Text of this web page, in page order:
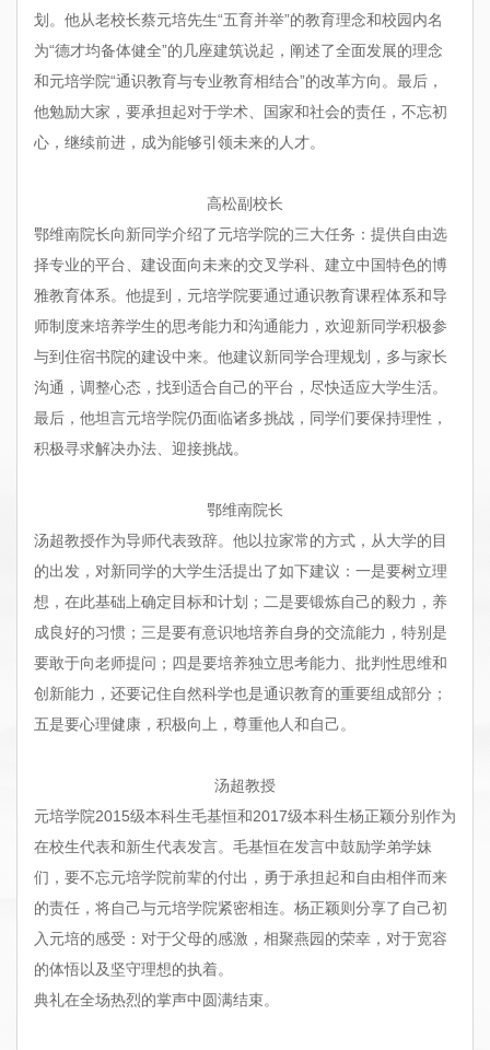
划。他从老校长蔡元培先生“五育并举”的教育理念和校园内名
为“德才均备体健全”的几座建筑说起，阐述了全面发展的理念
和元培学院“通识教育与专业教育相结合”的改革方向。最后，
他勉励大家，要承担起对于学术、国家和社会的责任，不忘初
心，继续前进，成为能够引领未来的人才。
高松副校长
鄂维南院长向新同学介绍了元培学院的三大任务：提供自由选
择专业的平台、建设面向未来的交叉学科、建立中国特色的博
雅教育体系。他提到，元培学院要通过通识教育课程体系和导
师制度来培养学生的思考能力和沟通能力，欢迎新同学积极参
与到住宿书院的建设中来。他建议新同学合理规划，多与家长
沟通，调整心态，找到适合自己的平台，尽快适应大学生活。
最后，他坦言元培学院仍面临诸多挑战，同学们要保持理性，
积极寻求解决办法、迎接挑战。
鄂维南院长
汤超教授作为导师代表致辞。他以拉家常的方式，从大学的目
的出发，对新同学的大学生活提出了如下建议：一是要树立理
想，在此基础上确定目标和计划；二是要锻炼自己的毅力，养
成良好的习惯；三是要有意识地培养自身的交流能力，特别是
要敢于向老师提问；四是要培养独立思考能力、批判性思维和
创新能力，还要记住自然科学也是通识教育的重要组成部分；
五是要心理健康，积极向上，尊重他人和自己。
汤超教授
元培学院2015级本科生毛基恒和2017级本科生杨正颖分别作为
在校生代表和新生代表发言。毛基恒在发言中鼓励学弟学妹
们，要不忘元培学院前辈的付出，勇于承担起和自由相伴而来
的责任，将自己与元培学院紧密相连。杨正颖则分享了自己初
入元培的感受：对于父母的感激，相聚燕园的荣幸，对于宽容
的体悟以及坚守理想的执着。
典礼在全场热烈的掌声中圆满结束。